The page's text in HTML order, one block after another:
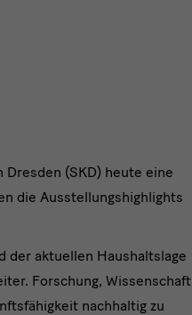
(SKD) heute eine
die Ausstellungshighlights
der aktuellen Haushaltslage
Forschung, Wissenschaft
nachhaltig zu